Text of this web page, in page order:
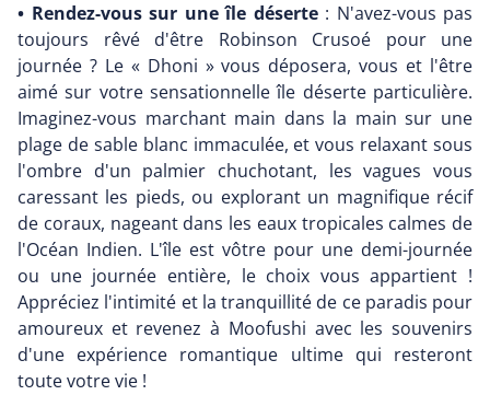
• Rendez-vous sur une île déserte : N'avez-vous pas
toujours rêvé d'être Robinson Crusoé pour une
journée ? Le « Dhoni » vous déposera, vous et l'être
aimé sur votre sensationnelle île déserte particulière.
Imaginez-vous marchant main dans la main sur une
plage de sable blanc immaculée, et vous relaxant sous
l'ombre d'un palmier chuchotant, les vagues vous
caressant les pieds, ou explorant un magnifique récif
de coraux, nageant dans les eaux tropicales calmes de
l'Océan Indien. L'île est vôtre pour une demi-journée
ou une journée entière, le choix vous appartient !
Appréciez l'intimité et la tranquillité de ce paradis pour
amoureux et revenez à Moofushi avec les souvenirs
d'une expérience romantique ultime qui resteront
toute votre vie !